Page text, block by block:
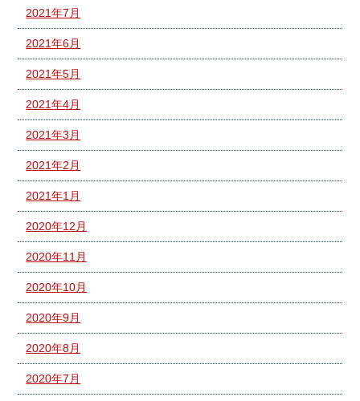
2021年7月
2021年6月
2021年5月
2021年4月
2021年3月
2021年2月
2021年1月
2020年12月
2020年11月
2020年10月
2020年9月
2020年8月
2020年7月